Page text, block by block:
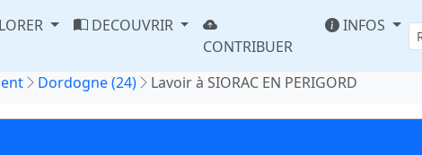
DECOUVRIR
CONTRIBUER
INFOS
Dordogne (24) Lavoir à SIORAC EN PERIGORD